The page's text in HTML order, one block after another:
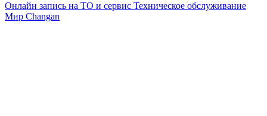
Онлайн запись на ТО и сервис Техническое обслуживание
Мир Changan